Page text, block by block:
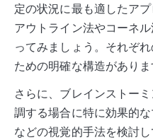
定の状況に最も適したア
アウトライン法やコーネ
ってみましょう。それぞ
ための明確な構造がありま
さらに、ブレインストー
調する場合に特に効果的
などの視覚的手法を検討し